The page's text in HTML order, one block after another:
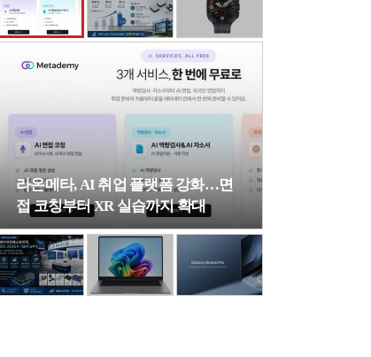
라온메타, AI 취업 플랫폼 강화…면
접 코칭부터 XR 실습까지 확대